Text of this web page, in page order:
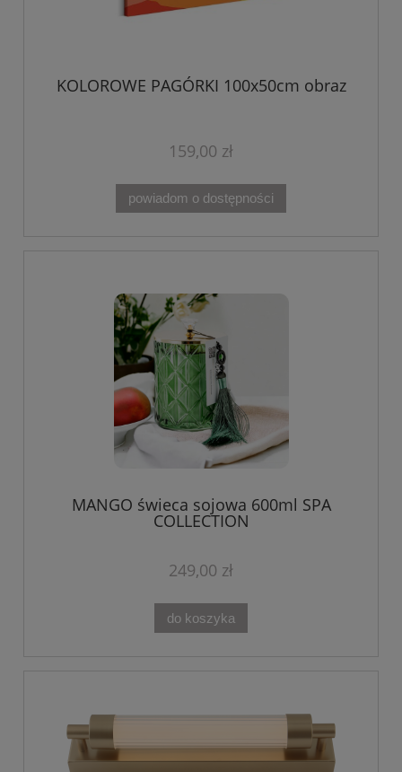
KOLOROWE PAGÓRKI 100x50cm obraz
159,00 zł
powiadom o dostępności
MANGO świeca sojowa 600ml SPA
COLLECTION
249,00 zł
do koszyka